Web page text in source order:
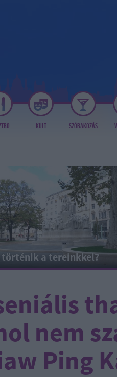
KULT SZÓRAKOZÁS
történik a tereinkkel?
nem
Ping